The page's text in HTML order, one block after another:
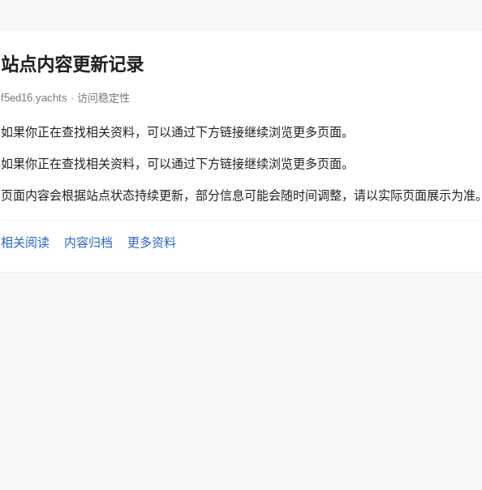
站点内容更新记录
f5ed16.yachts · 访问稳定性
如果你正在查找相关资料，可以通过下方链接继续浏览更多页面。
如果你正在查找相关资料，可以通过下方链接继续浏览更多页面。
页面内容会根据站点状态持续更新，部分信息可能会随时间调整，请以实际页面展示为准。
相关阅读 内容归档 更多资料